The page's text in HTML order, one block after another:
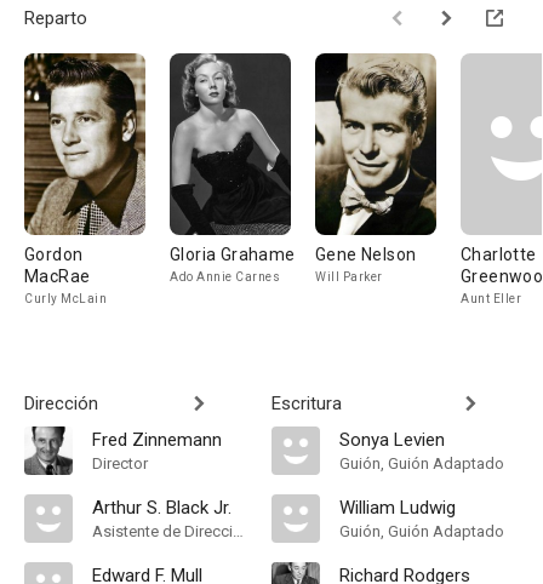
Reparto
Gordon
MacRae
Curly McLain
Gloria Grahame
Ado Annie Carnes
Gene Nelson
Will Parker
Charlotte
Aunt Eller
Dirección
Fred Zinnemann
Director
Arthur S. Black Jr.
Asistente de Dirección
Edward F. Mull
Escritura
Sonya Levien
Guión, Guión Adaptado
William Ludwig
Guión, Guión Adaptado
Richard Rodgers